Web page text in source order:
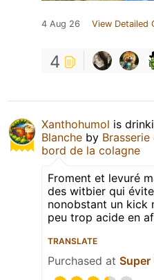
4 Aug 26 View Detailed
4
Xanthohumol is
Blanche by
bord de la colagne
Froment et levuré
des witbier qui
nonobstant un kick
peu trop acide en
TRANSLATE
Purchased at Super